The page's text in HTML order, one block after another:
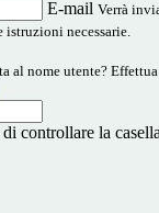
E-mail Verrà
necessarie.
al nome utente?
controllare la